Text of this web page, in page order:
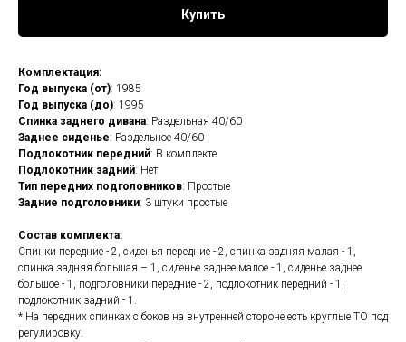
Купить
Комплектация:
Год выпуска (от): 1985
Год выпуска (до): 1995
Спинка заднего дивана: Раздельная 40/60
Заднее сиденье: Раздельное 40/60
Подлокотник передний: В комплекте
Подлокотник задний: Нет
Тип передних подголовников: Простые
Задние подголовники: 3 штуки простые
Состав комплекта:
Спинки передние - 2, сиденья передние - 2, спинка задняя малая - 1,
спинка задняя большая – 1, сиденье заднее малое - 1, сиденье заднее
большое - 1, подголовники передние - 2, подлокотник передний - 1,
подлокотник задний - 1.
* На передних спинках с боков на внутренней стороне есть круглые ТО под
регулировку.